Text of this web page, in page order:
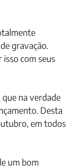
gravação.
com seus
na verdade
Desta
em todos
um bom